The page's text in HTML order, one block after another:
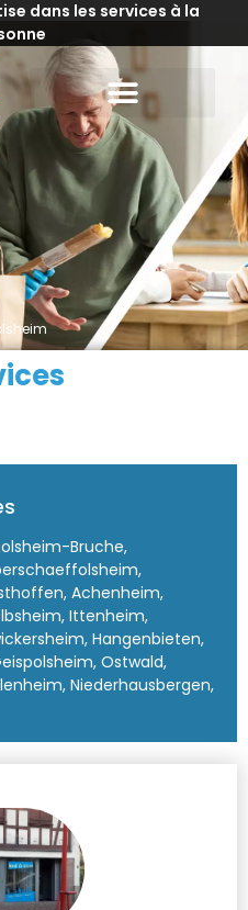
dans les services à la
Bruche,
Achenheim,
Ittenheim,
Hangenbieten,
Ostwald,
Niederhausbergen,